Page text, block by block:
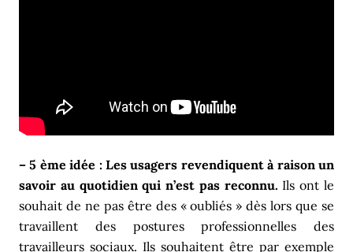
– 5 ème idée : Les usagers revendiquent à raison un
savoir au quotidien qui n’est pas reconnu. Ils ont le
souhait de ne pas être des « oubliés » dès lors que se
travaillent des postures professionnelles des
travailleurs sociaux. Ils souhaitent être par exemple